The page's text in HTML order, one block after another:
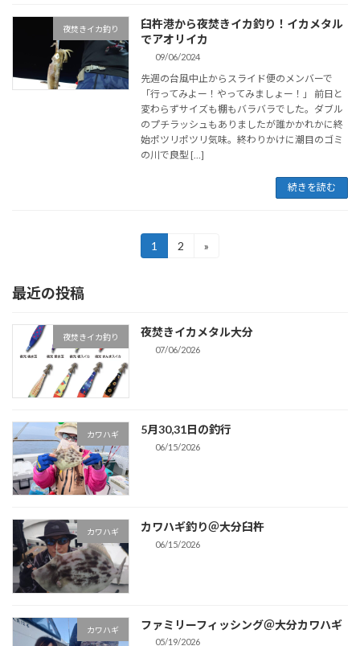
夜焚きイカ釣り
臼杵港から夜焚きイカ釣り！イカメタル
でアオリイカ
09/06/2024
先週の台風中止からスライド便のメンバーで
「行ってみよー！やってみましょー！」 前日と
変わらずサイズも棚もバラバラでした。ダブル
のプチラッシュもありましたが誰かかれかに終
始ポツリポツリ気味。終わりかけに潮目のゴミ
の川で良型 […]
続きを読む
の
ペ
ー
り
固
定
1
固
2 »
最近の投稿
夜焚きイカ釣り 夜焚きイカメタル大分
07/06/2026
カワハギ 5月30,31日の釣行
06/15/2026
カワハギ カワハギ釣り＠大分臼杵
06/15/2026
カワハギ ファミリーフィッシング＠大分カワハギ
05/19/2026